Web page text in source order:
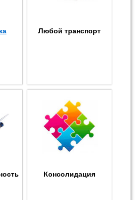
Любой транспорт
Консолидация